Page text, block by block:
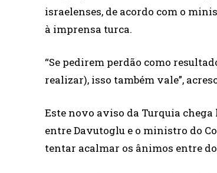
israelenses, de acordo com o
à imprensa turca.
“Se pedirem perdão como
realizar), isso também vale”,
Este novo aviso da Turquia
entre Davutoglu e o ministro do
tentar acalmar os ânimos entre